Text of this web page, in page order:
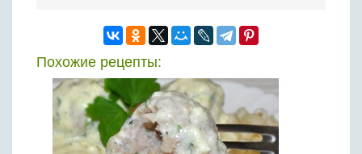
Похожие рецепты: